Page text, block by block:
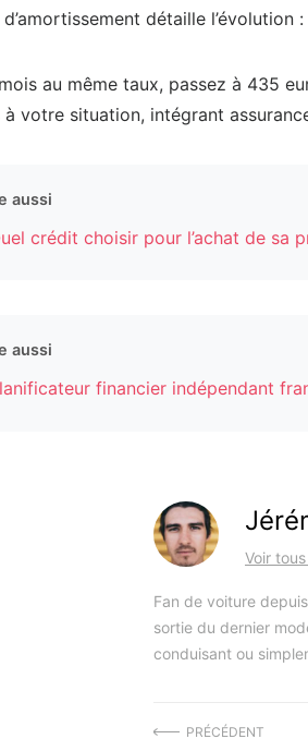
détaille
au même taux, passez à 435
votre situation, intégrant
aussi
crédit choisir pour l’achat de sa
aussi
financier indépendant
Voir
Fan de voiture
sortie du dernier
conduisant ou
PRÉCÉDENT